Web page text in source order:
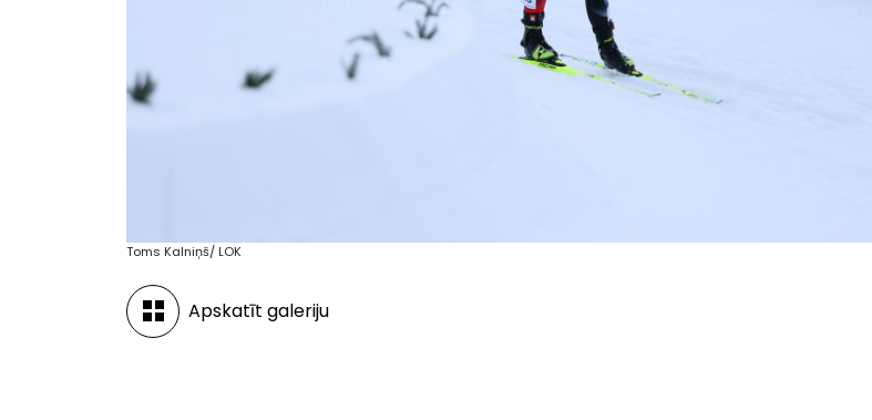
Toms Kalniņš/ LOK
Apskatīt galeriju